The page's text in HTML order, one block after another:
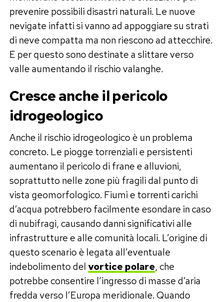
prevenire possibili disastri naturali. Le nuove
nevigate infatti si vanno ad appoggiare su strati
di neve compatta ma non riescono ad attecchire.
E per questo sono destinate a slittare verso
valle aumentando il rischio valanghe.
Cresce anche il pericolo
idrogeologico
Anche il rischio idrogeologico è un problema
concreto. Le piogge torrenziali e persistenti
aumentano il pericolo di frane e alluvioni,
soprattutto nelle zone più fragili dal punto di
vista geomorfologico. Fiumi e torrenti carichi
d’acqua potrebbero facilmente esondare in caso
di nubifragi, causando danni significativi alle
infrastrutture e alle comunità locali. L’origine di
questo scenario è legata all’eventuale
indebolimento delvortice polare, che
potrebbe consentire l’ingresso di masse d’aria
fredda verso l’Europa meridionale. Quando